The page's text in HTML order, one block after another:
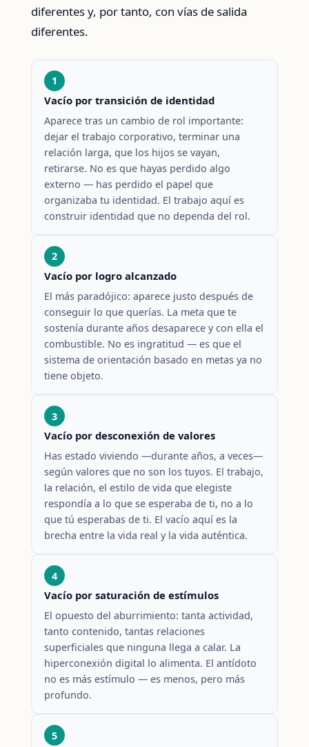
diferentes y, por tanto, con vías de salida
diferentes.
1
Vacío por transición de identidad
Aparece tras un cambio de rol importante:
dejar el trabajo corporativo, terminar una
relación larga, que los hijos se vayan,
retirarse. No es que hayas perdido algo
externo — has perdido el papel que
organizaba tu identidad. El trabajo aquí es
construir identidad que no dependa del rol.
2
Vacío por logro alcanzado
El más paradójico: aparece justo después de
conseguir lo que querías. La meta que te
sostenía durante años desaparece y con ella el
combustible. No es ingratitud — es que el
sistema de orientación basado en metas ya no
tiene objeto.
3
Vacío por desconexión de valores
Has estado viviendo —durante años, a veces—
según valores que no son los tuyos. El trabajo,
la relación, el estilo de vida que elegiste
respondía a lo que se esperaba de ti, no a lo
que tú esperabas de ti. El vacío aquí es la
brecha entre la vida real y la vida auténtica.
4
Vacío por saturación de estímulos
El opuesto del aburrimiento: tanta actividad,
tanto contenido, tantas relaciones
superficiales que ninguna llega a calar. La
hiperconexión digital lo alimenta. El antídoto
no es más estímulo — es menos, pero más
profundo.
5